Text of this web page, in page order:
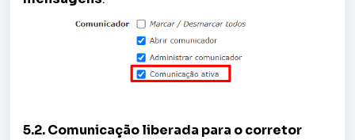
5.2. Comunicação liberada para o corretor